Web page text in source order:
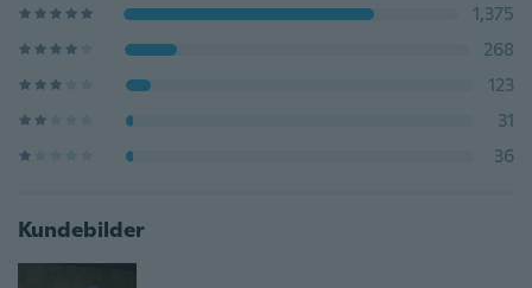
1,375
268
123
31
36
Kundebilder